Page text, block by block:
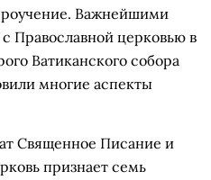
Важнейшими
Православной церковью в
Ватиканского собора
многие аспекты
Священное Писание и
признает семь